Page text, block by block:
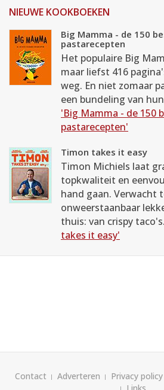
NIEUWE KOOKBOEKEN
Big Mamma - de 150
pastarecepten
Het populaire Big
maar liefst 416
weg. En niet zomaar
een bundeling van
'Big Mamma - de 150
pastarecepten'
Timon takes it easy
Timon Michiels laat
topkwaliteit en
hand gaan. Verwacht
onweerstaanbaar
thuis: van crispy
takes it easy'
Contact Adverteren Privacy policy